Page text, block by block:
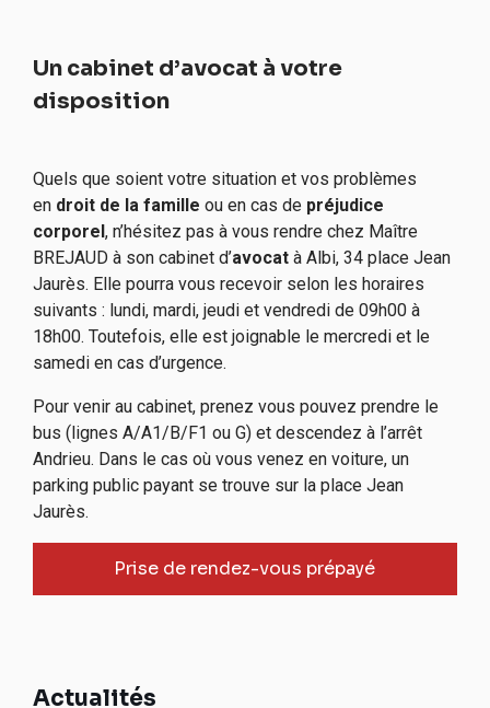
Un cabinet d’avocat à votre
disposition
Quels que soient votre situation et vos problèmes
en droit de la famille ou en cas de préjudice
corporel, n’hésitez pas à vous rendre chez Maître
BREJAUD à son cabinet d’avocatà Albi, 34 place Jean
Jaurès. Elle pourra vous recevoir selon les horaires
suivants : lundi, mardi, jeudi et vendredi de 09h00 à
18h00. Toutefois, elle est joignable le mercredi et le
samedi en cas d’urgence.
Pour venir au cabinet, prenez vous pouvez prendre le
bus (lignes A/A1/B/F1 ou G) et descendez à l’arrêt
Andrieu. Dans le cas où vous venez en voiture, un
parking public payant se trouve sur la place Jean
Jaurès.
Prise de rendez-vous prépayé
Actualités